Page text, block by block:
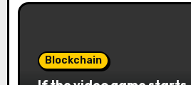
Blockchain